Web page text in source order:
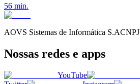
56 min.
AOVS Sistemas de Informática S.ACNPJ
Nossas redes e apps
YouTube